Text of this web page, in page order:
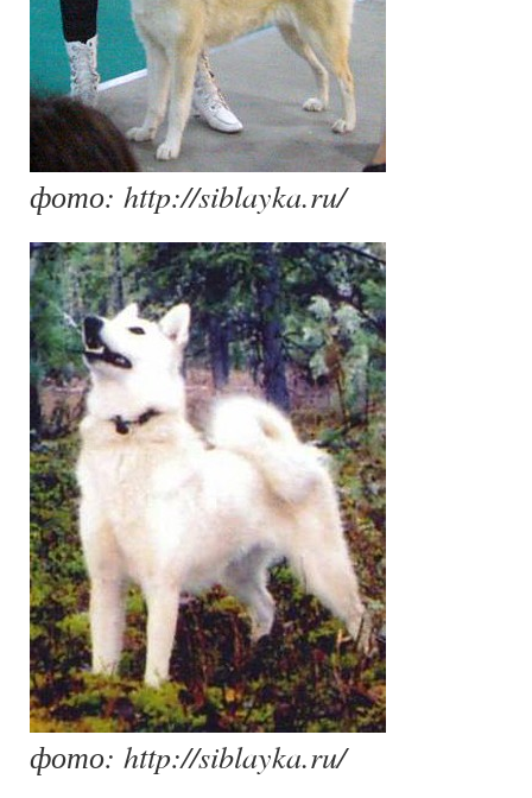
фото: http://siblayka.ru/
фото: http://siblayka.ru/